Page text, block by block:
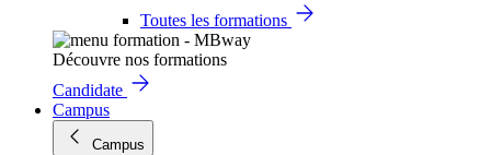
Toutes les formations
Découvre nos formations
Candidate
Campus
Campus